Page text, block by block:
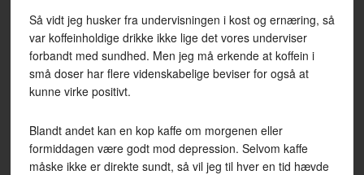
Så vidt jeg husker fra undervisningen i kost og ernæring, så
var koffeinholdige drikke ikke lige det vores underviser
forbandt med sundhed. Men jeg må erkende at koffein i
små doser har flere videnskabelige beviser for også at
kunne virke positivt.
Blandt andet kan en kop kaffe om morgenen eller
formiddagen være godt mod depression. Selvom kaffe
måske ikke er direkte sundt, så vil jeg til hver en tid hævde